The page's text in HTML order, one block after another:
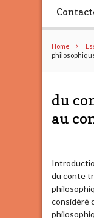
Home
du
au
du conte
considéré